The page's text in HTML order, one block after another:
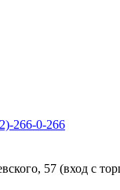
266-0-266
57 (вход с